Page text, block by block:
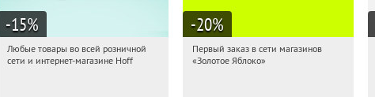
-15%
08:13:25 Получили:
Любые товары во всей розничной
сети и интернет-магазине Hoff
-20%
08:13:25
Получи первым!
Первый заказ в сети магазинов
«Золотое Яблоко»